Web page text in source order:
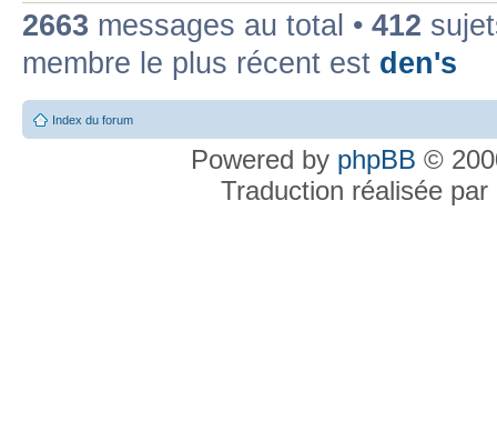
2663 messages au total • 412
membre le plus récent est den's
Index du forum
Powered by phpBB ©
Traduction réalisée par